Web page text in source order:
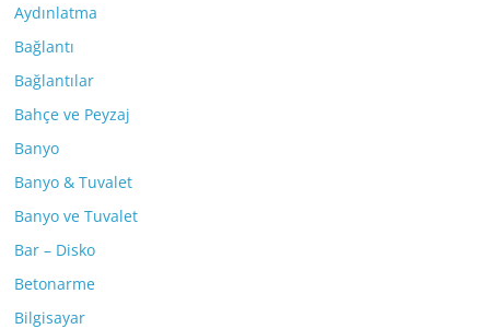
Aydınlatma
Bağlantı
Bağlantılar
Bahçe ve Peyzaj
Banyo
Banyo & Tuvalet
Banyo ve Tuvalet
Bar – Disko
Betonarme
Bilgisayar